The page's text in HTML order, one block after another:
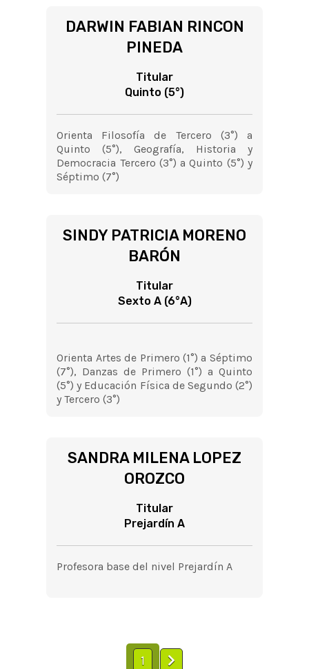
DARWIN FABIAN RINCON
PINEDA
Titular
Quinto (5°)
Orienta Filosofía de Tercero (3°) a
Quinto (5°), Geografía, Historia y
Democracia Tercero (3°) a Quinto (5°) y
Séptimo (7°)
SINDY PATRICIA MORENO
BARÓN
Titular
Sexto A (6°A)
Orienta Artes de Primero (1°) a Séptimo
(7°), Danzas de Primero (1°) a Quinto
(5°) y Educación Física de Segundo (2°)
y Tercero (3°)
SANDRA MILENA LOPEZ
OROZCO
Titular
Prejardín A
Profesora base del nivel Prejardín A
1